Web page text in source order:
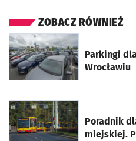
ZOBACZ RÓWNIEŻ
Parkingi
Wrocławiu
otworzy się w nowej karcie
Poradnik
miejskiej.
otworzy się w nowej karcie